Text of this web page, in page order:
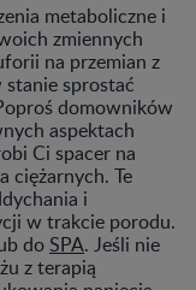
metaboliczne i
zmiennych
na przemian z
sprostać
domowników
aspektach
Ci spacer na
ciężarnych. Te
i
w trakcie porodu.
doSPA. Jeśli nie
z terapią